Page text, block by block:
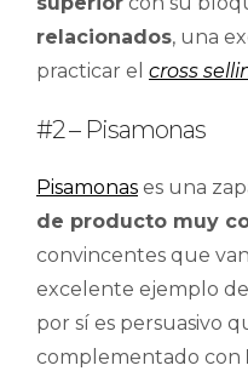
relacionados, una
practicar el cross
#2 – Pisamonas
Pisamonas es una
de producto muy
convincentes que
excelente ejemplo
por sí es persuasivo
complementado con